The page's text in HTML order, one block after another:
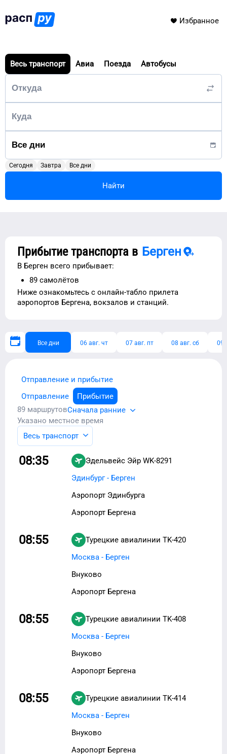
Избранное
Весь транспорт Авиа Поезда Автобусы
Сегодня Завтра Все дни
Найти
Прибытие транспорта в Берген
В Берген всего прибывает:
89 самолётов
Ниже ознакомьтесь с онлайн-табло прилета
аэропортов Бергена, вокзалов и станций.
Все дни 06 авг. чт 07 авг. пт 08 авг. сб 09
Отправление и прибытие
Отправление
Прибытие
89 маршрутовСначала ранние
Указано местное время
Весь транспорт
08:35 Эдельвейс Эйр WK-8291
Эдинбург - Берген
Аэропорт Эдинбурга
Аэропорт Бергена
08:55 Турецкие авиалинии TK-420
Москва - Берген
Внуково
Аэропорт Бергена
08:55 Турецкие авиалинии TK-408
Москва - Берген
Внуково
Аэропорт Бергена
08:55 Турецкие авиалинии TK-414
Москва - Берген
Внуково
Аэропорт Бергена